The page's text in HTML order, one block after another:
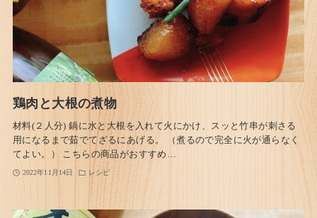
鶏肉と大根の煮物
材料(２人分) 鍋に水と大根を入れて火にかけ、スッと竹串が刺さる
用になるまで茹でてざるにあげる。 （煮るので完全に火が通らなく
てよい。） こちらの商品がおすすめ…
2022年11月14日 レシピ